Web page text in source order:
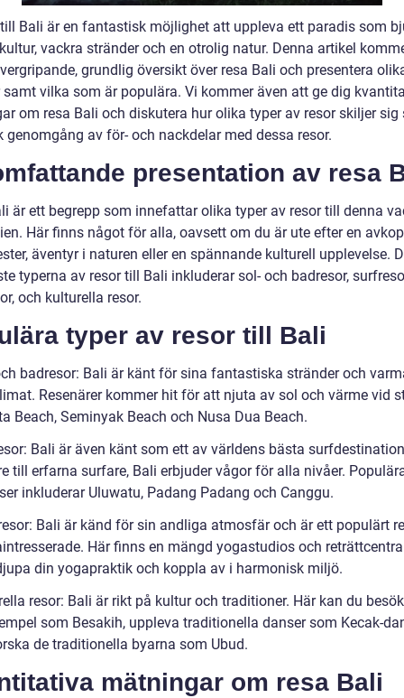
Bali är en fantastisk möjlighet att uppleva ett paradis som
vackra stränder och en otrolig natur. Denna artikel
grundlig översikt över resa Bali och presentera
samt vilka som är populära. Vi kommer även att ge dig
om resa Bali och diskutera hur olika typer av resor skiljer sig
genomgång av för- och nackdelar med dessa resor.
presentation av resa
är ett begrepp som innefattar olika typer av resor till denna
Här finns något för alla, oavsett om du är ute efter en
äventyr i naturen eller en spännande kulturell upplevelse.
typerna av resor till Bali inkluderar sol- och badresor,
och kulturella resor.
typer av resor till Bali
badresor: Bali är känt för sina fantastiska stränder och
Resenärer kommer hit för att njuta av sol och värme vid
Beach, Seminyak Beach och Nusa Dua Beach.
Bali är även känt som ett av världens bästa
till erfarna surfare, Bali erbjuder vågor för alla nivåer.
inkluderar Uluwatu, Padang Padang och Canggu.
Bali är känd för sin andliga atmosfär och är ett populärt
Här finns en mängd yogastudios och
din yogapraktik och koppla av i harmonisk miljö.
resor: Bali är rikt på kultur och traditioner. Här kan du
som Besakih, uppleva traditionella danser som Kecak-
de traditionella byarna som Ubud.
mätningar om resa Bali